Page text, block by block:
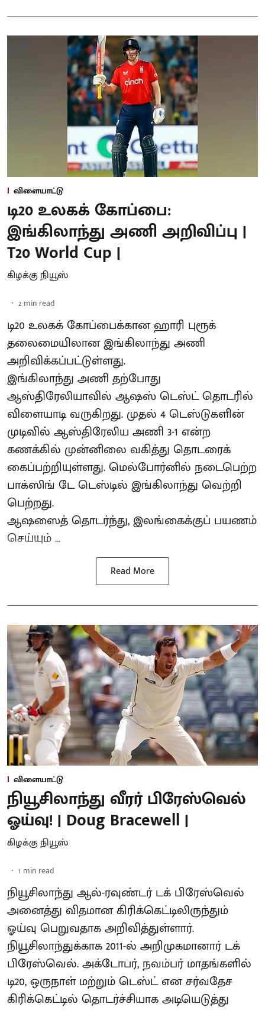
விளையாட்டு
டி20 உலகக் கோப்பை:
இங்கிலாந்து அணி அறிவிப்பு |
T20 World Cup |
கிழக்கு நியூஸ்
2 min read
டி20 உலகக் கோப்பைக்கான ஹாரி புரூக்
தலைமையிலான இங்கிலாந்து அணி
அறிவிக்கப்பட்டுள்ளது.
இங்கிலாந்து அணி தற்போது
ஆஸ்திரேலியாவில் ஆஷஸ் டெஸ்ட் தொடரில்
விளையாடி வருகிறது. முதல் 4 டெஸ்டுகளின்
முடிவில் ஆஸ்திரேலிய அணி 3-1 என்ற
கணக்கில் முன்னிலை வகித்து தொடரைக்
கைப்பற்றியுள்ளது. மெல்போர்னில் நடைபெற்ற
பாக்ஸிங் டே டெஸ்டில் இங்கிலாந்து வெற்றி
பெற்றது.
ஆஷஸைத் தொடர்ந்து, இலங்கைக்குப் பயணம்
செய்யும் ...
Read More
விளையாட்டு
நியூசிலாந்து வீரர் பிரேஸ்வெல்
ஓய்வு! | Doug Bracewell |
கிழக்கு நியூஸ்
1 min read
நியூசிலாந்து ஆல்-ரவுண்டர் டக் பிரேஸ்வெல்
அனைத்து விதமான கிரிக்கெட்டிலிருந்தும்
ஓய்வு பெறுவதாக அறிவித்துள்ளார்.
நியூசிலாந்துக்காக 2011-ல் அறிமுகமானார் டக்
பிரேஸ்வெல். அக்டோபர், நவம்பர் மாதங்களில்
டி20, ஒருநாள் மற்றும் டெஸ்ட் என சர்வதேச
கிரிக்கெட்டில் தொடர்ச்சியாக அடியெடுத்து